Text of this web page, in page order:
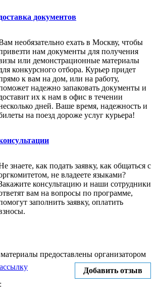
документов
необязательно ехать в Москву, чтобы
нам документы для получения
или демонстрационные материалы
конкурсного отбора. Курьер придет
к вам на дом, или на работу,
надежно запаковать документы и
их к нам в офис в течении
дней. Ваше время, надежность и
на поезд дороже услуг курьера!
знаете, как подать заявку, как общаться с
не владеете языками?
консультацию и наши сотрудники
вам на вопросы по программе,
заполнить заявку, оплатить
предоставлены организатором
Добавить отзыв